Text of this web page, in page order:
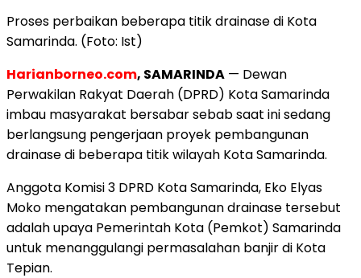
Proses perbaikan beberapa titik drainase di Kota
Samarinda. (Foto: Ist)
Harianborneo.com, SAMARINDA — Dewan
Perwakilan Rakyat Daerah (DPRD) Kota Samarinda
imbau masyarakat bersabar sebab saat ini sedang
berlangsung pengerjaan proyek pembangunan
drainase di beberapa titik wilayah Kota Samarinda.
Anggota Komisi 3 DPRD Kota Samarinda, Eko Elyas
Moko mengatakan pembangunan drainase tersebut
adalah upaya Pemerintah Kota (Pemkot) Samarinda
untuk menanggulangi permasalahan banjir di Kota
Tepian.